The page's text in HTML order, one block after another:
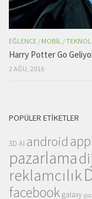
EĞLENCE / MOBIL /
Harry Potter Go
2 AĞU, 2016
POPÜLER ETIKETLER
3D AI android
pazarlama
reklamcılık
facebookgalaxy